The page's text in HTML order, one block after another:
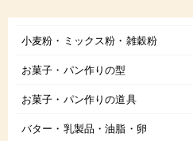
小麦粉・ミックス粉・雑穀粉
お菓子・パン作りの型
お菓子・パン作りの道具
バター・乳製品・油脂・卵